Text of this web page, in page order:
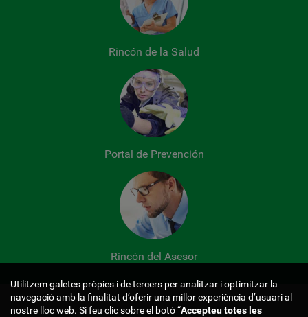
Rincón de la Salud
Portal de Prevención
Rincón del Asesor
Certificados y
Utilitzem galetes pròpies i de tercers per analitzar i optimitzar la
navegació amb la finalitat d’oferir una millor experiència d’usuari al
nostre lloc web. Si feu clic sobre el botó “Accepteu totes les